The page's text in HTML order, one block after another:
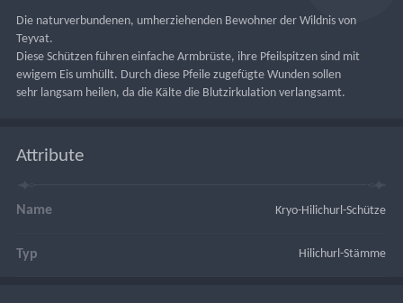
Die naturverbundenen, umherziehenden Bewohner der Wildnis von
Teyvat.
Diese Schützen führen einfache Armbrüste, ihre Pfeilspitzen sind mit
ewigem Eis umhüllt. Durch diese Pfeile zugefügte Wunden sollen
sehr langsam heilen, da die Kälte die Blutzirkulation verlangsamt.
Attribute
Name Kryo-Hilichurl-Schütze
Typ Hilichurl-Stämme